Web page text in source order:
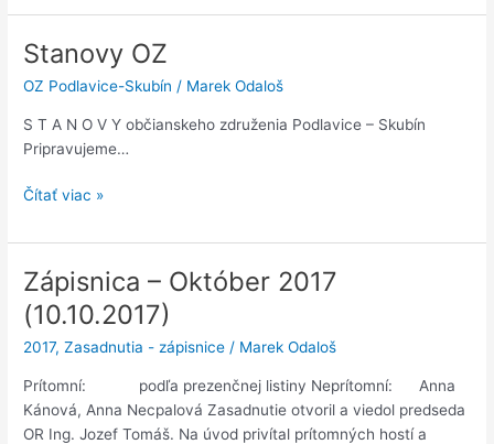
November
2017
(14.11.2017)
Stanovy OZ
OZ Podlavice-Skubín / Marek Odaloš
S T A N O V Y občianskeho združenia Podlavice – Skubín
Pripravujeme…
Stanovy
Čítať viac »
Zápisnica – Október 2017
(10.10.2017)
2017,Zasadnutia - zápisnice / Marek Odaloš
Prítomní: podľa prezenčnej listiny Neprítomní: Anna
Kánová, Anna Necpalová Zasadnutie otvoril a viedol predseda
OR Ing. Jozef Tomáš. Na úvod privítal prítomných hostí a